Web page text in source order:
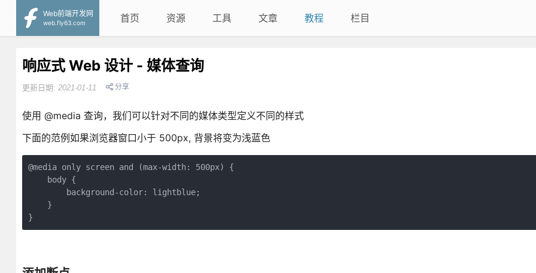
Web前端开发网
web.fly63.com
首页 资源 工具 文章 教程 栏目
响应式 Web 设计 - 媒体查询
更新日期: 2021-01-11 分享
使用 @media 查询，我们可以针对不同的媒体类型定义不同的样式
下面的范例如果浏览器窗口小于 500px, 背景将变为浅蓝色
@media only screen and (max-width: 500px) {
    body {
        background-color: lightblue;
    }